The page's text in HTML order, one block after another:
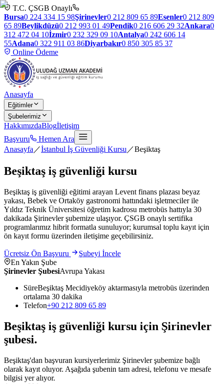
T.C. ÇSGB Onaylı
Bursa0 224 334 15 98Şirinevler0 212 809 65 89Esenler0 212 809
65 89Beylikdüzü0 212 993 01 49Pendik0 216 606 29 32Ankara0
312 472 04 10İzmir0 232 329 09 10Antalya0 242 606 14
55Adana0 322 911 03 86Diyarbakır0 850 305 85 37
Online Ödeme
Anasayfa
Eğitimler
Şubelerimiz
HakkımızdaBlogİletişim
Başvuru
Hemen Ara
Anasayfa ／İstanbul İş Güvenliği Kursu ／Beşiktaş
Beşiktaş iş güvenliği kursu
Beşiktaş iş güvenliği eğitimi arayan Levent finans plazası beyaz
yakası, Bebek ve Ortaköy gastronomi hattındaki işletmeciler ile
Yıldız Teknik Üniversitesi öğretim kadrosu metrobüs hattıyla 30
dakikada Şirinevler şubemize ulaşıyor. ÇSGB onaylı sertifika
programlarımız hibrit formatla sunuluyor; kurumsal toplu kayıt için
ön kayıt formu üzerinden iletişime geçebilirsiniz.
Ücretsiz Ön Başvuru
Şubeyi İncele
En Yakın Şube
Şirinevler ŞubesiAvrupa Yakası
SüreBeşiktaş Mecidiyeköy aktarmasıyla metrobüs üzerinden
ortalama 30 dakika
Telefon+90 212 809 65 89
Beşiktaş iş güvenliği kursu için Şirinevler
şubesi.
Beşiktaş'dan başvuran kursiyerlerimiz Şirinevler şubemize bağlı
olarak kayıt oluyor. Aşağıda şubenin tam adresi, telefonu ve mesafe
bilgisi yer alıyor.